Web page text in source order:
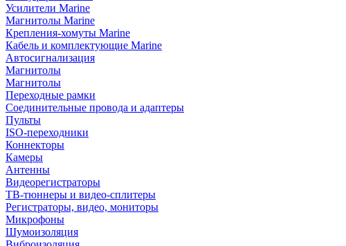
Усилители Marine
Магнитолы Marine
Крепления-хомуты Marine
Кабель и комплектующие Marine
Автосигнализация
Магнитолы
Магнитолы
Переходные рамки
Соединительные провода и адаптеры
Пульты
ISO-переходники
Коннекторы
Камеры
Антенны
Видеорегистраторы
ТВ-тюннеры и видео-сплитеры
Регистраторы, видео, мониторы
Микрофоны
Шумоизоляция